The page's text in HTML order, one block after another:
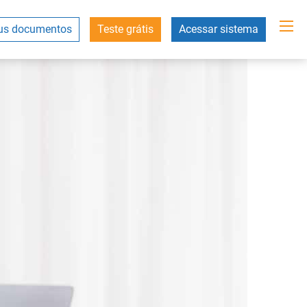
Acessar sistema
Teste grátis
documentos